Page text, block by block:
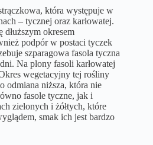
która występuje w
– tycznej oraz karłowatej.
okresem
podpór w postaci tyczek
szparagowa fasola tyczna
Na plony fasoli karłowatej
wegetacyjny tej rośliny
odmiana niższa, która nie
fasole tyczne, jak i
zielonych i żółtych, które
smak ich jest bardzo